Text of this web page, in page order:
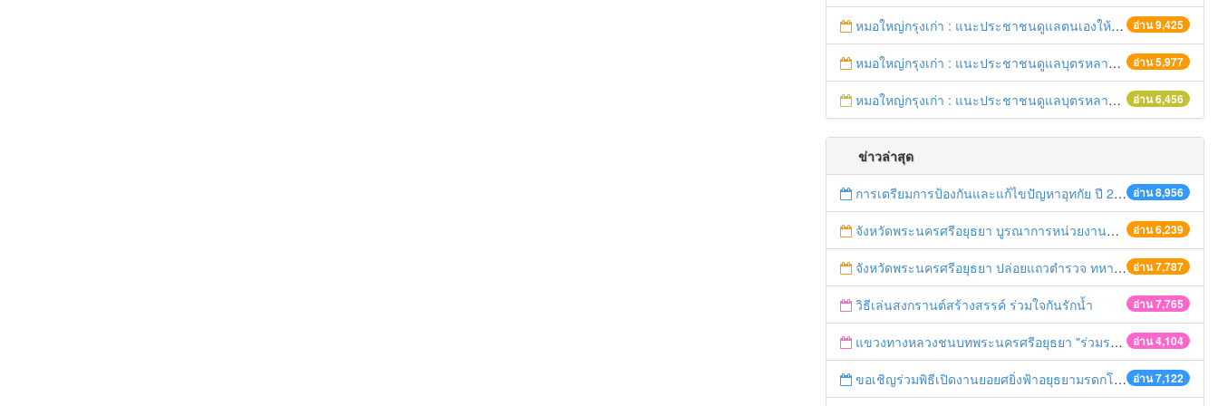
อ่าน 9,425
หมอใหญ่กรุงเก่า : แนะประชาชนดูแลตนเองให้ห่างไกลวัณโรค
อ่าน 5,977
หมอใหญ่กรุงเก่า : แนะประชาชนดูแลบุตรหลาน ป้องกันเด็กจมน้ำตายในช่วงฤดูร้อน
อ่าน 6,456
หมอใหญ่กรุงเก่า : แนะประชาชนดูแลบุตรหลาน ป้องกันเด็กจมน้ำตายในช่วงฤดูร้อน
ข่าวล่าสุด
อ่าน 8,956
การเตรียมการป้องกันและแก้ไขปัญหาอุทกัย ปี 2561
อ่าน 6,239
จังหวัดพระนครศรีอยุธยา บูรณาการหน่วยงานที่เกี่ยวข้อง ลงพื้นที่จัดระเบียบและดำเนินมาตรการตามบทลงโทษสูงสุดกับผู้ประกอบการร้านค้าที่ยังฝ่าฝืนตั้งร้านค้ารุกล้ำเขตพื้นที่ทางหลวง เตรียมความปลอดภัยก่อนเทศกาลสงกรานต์
อ่าน 7,787
จังหวัดพระนครศรีอยุธยา ปล่อยแถวตำรวจ ทหาร ฝ่ายปกครอง กว่า 100 นาย ตรวจเข้มท่ารถสาธารณะ สถานีขนส่งรถโดยสาร วินรถตู้ และสถานีรถไฟ เตรียมรับมือเทศกาลสงกรานต์
อ่าน 7,765
วิธีเล่นสงกรานต์สร้างสรรค์ ร่วมใจกันรักน้ำ
อ่าน 4,104
แขวงทางหลวงชนบทพระนครศรีอยุธยา "ร่วมรณรงค์ ขับช้า เปิดไฟหน้า คาดเข็มขัด" เทศกาลสงกรานต์ ปี 2561
อ่าน 7,122
ขอเชิญร่วมพิธีเปิดงานยอยศยิ่งฟ้าอยุธยามรดกโลก